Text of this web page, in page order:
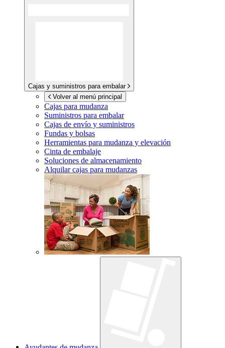
Cajas y suministros para embalar
Volver al menú principal
Cajas para mudanza
Suministros para embalar
Cajas de envío y suministros
Fundas y bolsas
Herramientas para mudanza y elevación
Cinta de embalaje
Soluciones de almacenamiento
Alquilar cajas para mudanzas